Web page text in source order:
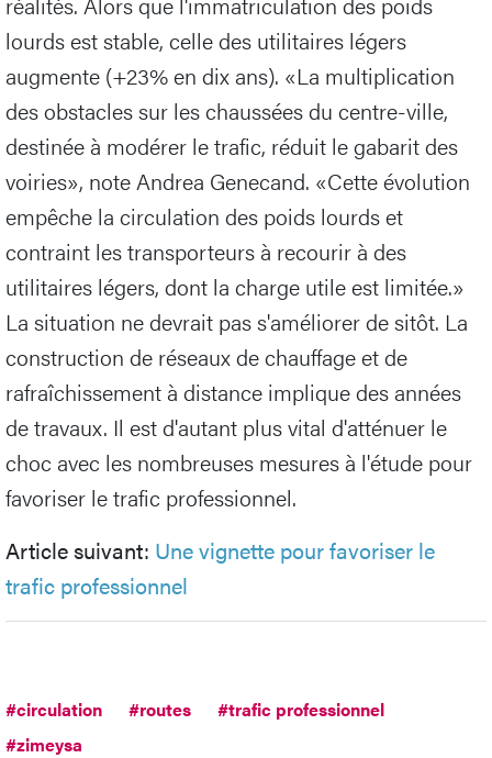
lourds est stable, celle des utilitaires légers
augmente (+23% en dix ans). «La multiplication
des obstacles sur les chaussées du centre-ville,
destinée à modérer le trafic, réduit le gabarit des
voiries», note Andrea Genecand. «Cette évolution
empêche la circulation des poids lourds et
contraint les transporteurs à recourir à des
utilitaires légers, dont la charge utile est limitée.»
La situation ne devrait pas s'améliorer de sitôt. La
construction de réseaux de chauffage et de
rafraîchissement à distance implique des années
de travaux. Il est d'autant plus vital d'atténuer le
choc avec les nombreuses mesures à l'étude pour
favoriser le trafic professionnel.
Article suivant: Une vignette pour favoriser le
trafic professionnel
#circulation #routes
#trafic professionnel
#zimeysa